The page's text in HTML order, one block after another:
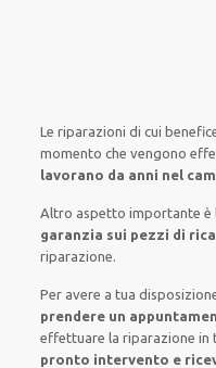
Le riparazioni di cui
momento che vengono
lavorano da anni nel
Altro aspetto importante è
garanzia sui pezzi di
riparazione.
Per avere a tua
prendere un
effettuare la riparazione in
pronto intervento e